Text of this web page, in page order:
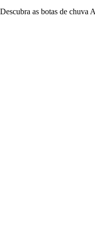
Descubra as botas de chuva